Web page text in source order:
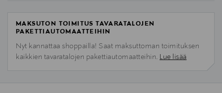
MAKSUTON TOIMITUS TAVARATALOJEN
PAKETTIAUTOMAATTEIHIN
Nyt kannattaa shoppailla! Saat maksuttoman toimituksen
kaikkien tavaratalojen pakettiautomaatteihin. Lue lisää